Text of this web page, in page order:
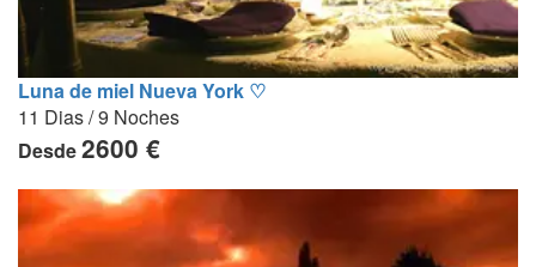
Luna de miel Nueva York ♡
11 Dias / 9 Noches
Desde2600 €